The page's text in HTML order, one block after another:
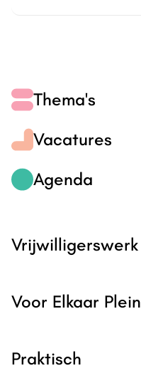
Thema's
Vacatures
Agenda
Vrijwilligerswerk
Voor Elkaar Plein
Praktisch